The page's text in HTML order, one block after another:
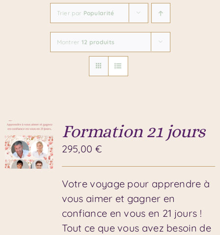
Trier par Popularité
Montrer 12 produits
Formation 21 jours
295,00 €
Votre voyage pour apprendre à
vous aimer et gagner en
confiance en vous en 21 jours !
Tout ce que vous avez besoin de